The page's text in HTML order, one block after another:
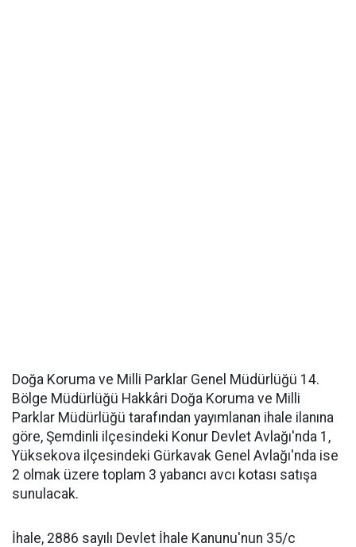
Doğa Koruma ve Milli Parklar Genel Müdürlüğü 14.
Bölge Müdürlüğü Hakkâri Doğa Koruma ve Milli
Parklar Müdürlüğü tarafından yayımlanan ihale ilanına
göre, Şemdinli ilçesindeki Konur Devlet Avlağı'nda 1,
Yüksekova ilçesindeki Gürkavak Genel Avlağı'nda ise
2 olmak üzere toplam 3 yabancı avcı kotası satışa
sunulacak.
İhale, 2886 sayılı Devlet İhale Kanunu'nun 35/c